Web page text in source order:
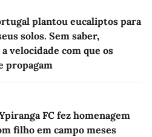
plantou eucaliptos para
solos. Sem saber,
velocidade com que os
propagam
FC fez homenagem
filho em campo meses